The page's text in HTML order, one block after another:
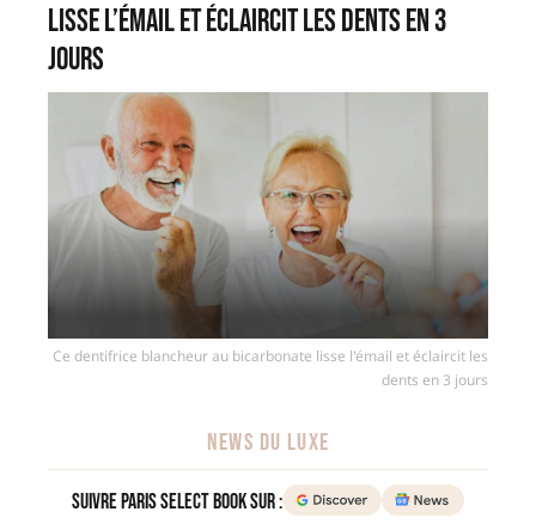
lisse l’émail et éclaircit les dents en 3
jours
Ce dentifrice blancheur au bicarbonate lisse l'émail et éclaircit les
dents en 3 jours
NEWS DU LUXE
Suivre Paris Select Book sur :